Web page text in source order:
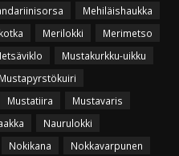
Mehiläishaukka
Merilokki
Merimetso
Mustakurkku-uikku
Mustapyrstökuiri
Mustatiira
Mustavaris
Naurulokki
Nokikana
Nokkavarpunen